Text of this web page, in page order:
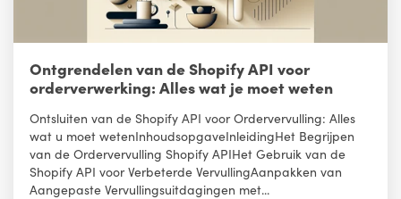
Ontgrendelen van de Shopify API voor
orderverwerking: Alles wat je moet weten
Ontsluiten van de Shopify API voor Ordervervulling: Alles
wat u moet wetenInhoudsopgaveInleidingHet Begrijpen
van de Ordervervulling Shopify APIHet Gebruik van de
Shopify API voor Verbeterde VervullingAanpakken van
Aangepaste Vervullingsuitdagingen met...